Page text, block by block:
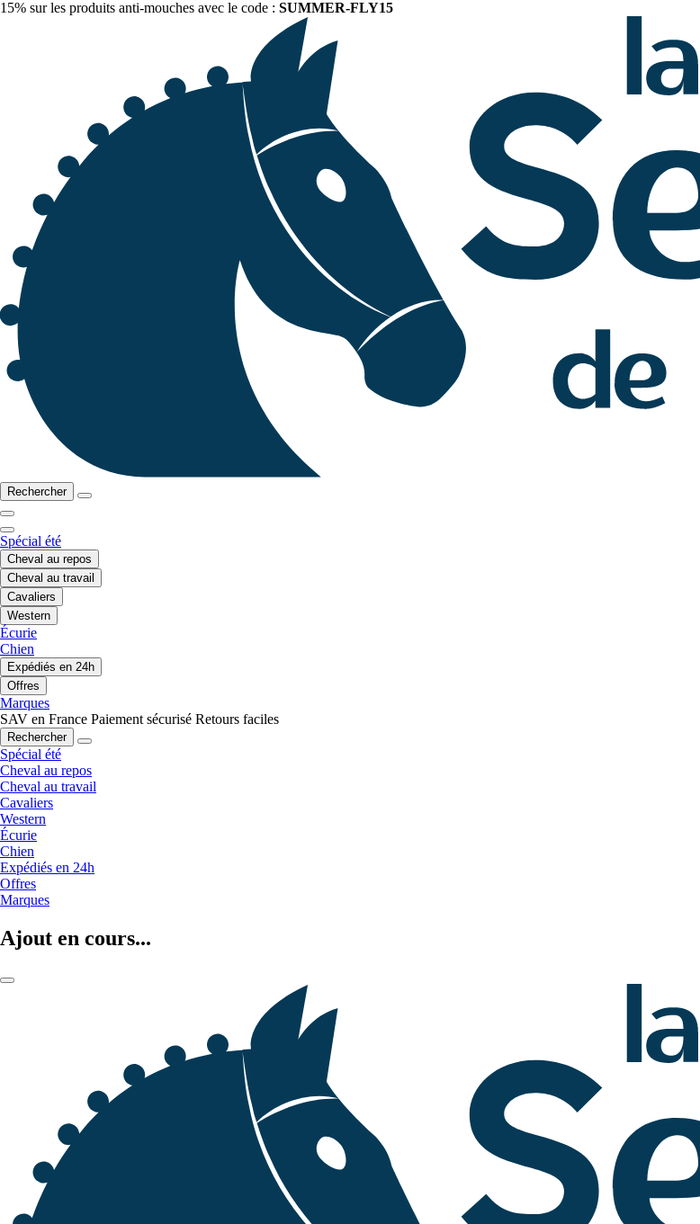
15% sur les produits anti-mouches avec le code : SUMMER-FLY15
Rechercher
Spécial été
Cheval au repos
Cheval au travail
Cavaliers
Western
Écurie
Chien
Expédiés en 24h
Offres
Marques
SAV en France Paiement sécurisé Retours faciles
Rechercher
Spécial été
Cheval au repos
Cheval au travail
Cavaliers
Western
Écurie
Chien
Expédiés en 24h
Offres
Marques
Ajout en cours...